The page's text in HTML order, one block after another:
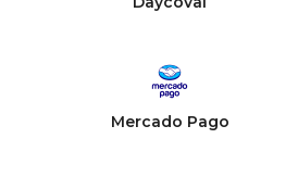
Mercado Pago